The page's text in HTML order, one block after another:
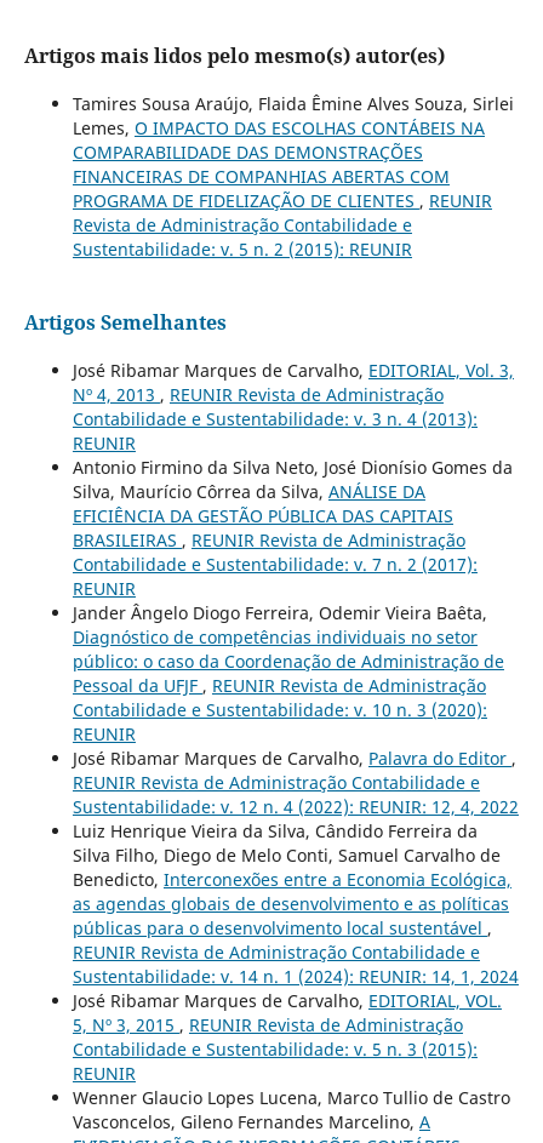
Artigos mais lidos pelo mesmo(s) autor(es)
Tamires Sousa Araújo, Flaida Êmine Alves Souza, Sirlei
Lemes, O IMPACTO DAS ESCOLHAS CONTÁBEIS NA
COMPARABILIDADE DAS DEMONSTRAÇÕES
FINANCEIRAS DE COMPANHIAS ABERTAS COM
PROGRAMA DE FIDELIZAÇÃO DE CLIENTES , REUNIR
Revista de Administração Contabilidade e
Sustentabilidade: v. 5 n. 2 (2015): REUNIR
Artigos Semelhantes
José Ribamar Marques de Carvalho, EDITORIAL, Vol. 3,
Nº 4, 2013 , REUNIR Revista de Administração
Contabilidade e Sustentabilidade: v. 3 n. 4 (2013):
REUNIR
Antonio Firmino da Silva Neto, José Dionísio Gomes da
Silva, Maurício Côrrea da Silva, ANÁLISE DA
EFICIÊNCIA DA GESTÃO PÚBLICA DAS CAPITAIS
BRASILEIRAS , REUNIR Revista de Administração
Contabilidade e Sustentabilidade: v. 7 n. 2 (2017):
REUNIR
Jander Ângelo Diogo Ferreira, Odemir Vieira Baêta,
Diagnóstico de competências individuais no setor
público: o caso da Coordenação de Administração de
Pessoal da UFJF , REUNIR Revista de Administração
Contabilidade e Sustentabilidade: v. 10 n. 3 (2020):
REUNIR
José Ribamar Marques de Carvalho, Palavra do Editor ,
REUNIR Revista de Administração Contabilidade e
Sustentabilidade: v. 12 n. 4 (2022): REUNIR: 12, 4, 2022
Luiz Henrique Vieira da Silva, Cândido Ferreira da
Silva Filho, Diego de Melo Conti, Samuel Carvalho de
Benedicto, Interconexões entre a Economia Ecológica,
as agendas globais de desenvolvimento e as políticas
públicas para o desenvolvimento local sustentável ,
REUNIR Revista de Administração Contabilidade e
Sustentabilidade: v. 14 n. 1 (2024): REUNIR: 14, 1, 2024
José Ribamar Marques de Carvalho, EDITORIAL, VOL.
5, Nº 3, 2015 , REUNIR Revista de Administração
Contabilidade e Sustentabilidade: v. 5 n. 3 (2015):
REUNIR
Wenner Glaucio Lopes Lucena, Marco Tullio de Castro
Vasconcelos, Gileno Fernandes Marcelino, A